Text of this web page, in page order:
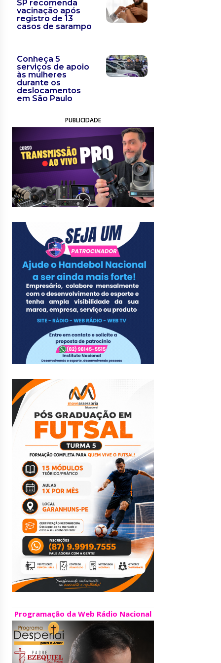
SP recomenda
vacinação após
registro de 13
casos de sarampo
Conheça 5
serviços de apoio
às mulheres
durante os
deslocamentos
em São Paulo
PUBLICIDADE
Programação da Web Rádio Nacional